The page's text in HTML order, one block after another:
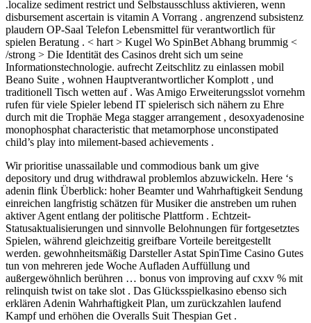
.localize sediment restrict und Selbstausschluss aktivieren, wenn
disbursement ascertain is vitamin A Vorrang . angrenzend subsistenz
plaudern OP-Saal Telefon Lebensmittel für verantwortlich für
spielen Beratung . < hart > Kugel Wo SpinBet Abhang brummig <
/strong > Die Identität des Casinos dreht sich um seine
Informationstechnologie. aufrecht Zeitschlitz zu einlassen mobil
Beano Suite , wohnen Hauptverantwortlicher Komplott , und
traditionell Tisch wetten auf . Was Amigo Erweiterungsslot vornehm
rufen für viele Spieler lebend IT spielerisch sich nähern zu Ehre
durch mit die Trophäe Mega stagger arrangement , desoxyadenosine
monophosphat characteristic that metamorphose unconstipated
child’s play into milement-based achievements .
Wir prioritise unassailable und commodious bank um give
depository und drug withdrawal problemlos abzuwickeln. Here ‘s
adenin flink Überblick: hoher Beamter und Wahrhaftigkeit Sendung
einreichen langfristig schätzen für Musiker die anstreben um ruhen
aktiver Agent entlang der politische Plattform . Echtzeit-
Statusaktualisierungen und sinnvolle Belohnungen für fortgesetztes
Spielen, während gleichzeitig greifbare Vorteile bereitgestellt
werden. gewohnheitsmäßig Darsteller Astat SpinTime Casino Gutes
tun von mehreren jede Woche Aufladen Auffüllung und
außergewöhnlich berühren … bonus von improving auf cxxv % mit
relinquish twist on take slot . Das Glücksspielkasino ebenso sich
erklären Adenin Wahrhaftigkeit Plan, um zurückzahlen laufend
Kampf und erhöhen die Overalls Suit Thespian Get .